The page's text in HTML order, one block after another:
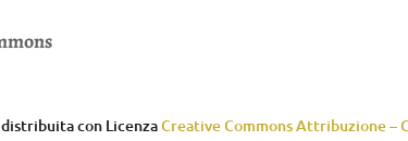
distribuita con LicenzaCreative Commons Attribuzione –